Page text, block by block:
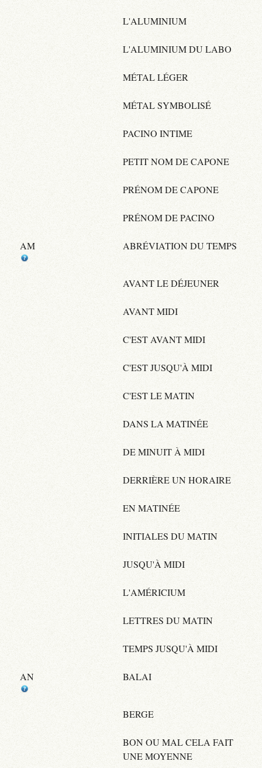
L'ALUMINIUM
L'ALUMINIUM DU LABO
MÉTAL LÉGER
MÉTAL SYMBOLISÉ
PACINO INTIME
PETIT NOM DE CAPONE
PRÉNOM DE CAPONE
PRÉNOM DE PACINO
AM ABRÉVIATION DU TEMPS
AVANT LE DÉJEUNER
AVANT MIDI
C'EST AVANT MIDI
C'EST JUSQU'À MIDI
C'EST LE MATIN
DANS LA MATINÉE
DE MINUIT À MIDI
DERRIÈRE UN HORAIRE
EN MATINÉE
INITIALES DU MATIN
JUSQU'À MIDI
L'AMÉRICIUM
LETTRES DU MATIN
TEMPS JUSQU'À MIDI
AN BALAI
BERGE
BON OU MAL CELA FAIT
UNE MOYENNE